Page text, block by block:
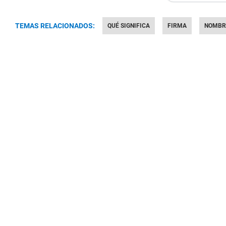
TEMAS RELACIONADOS: QUÉ SIGNIFICA FIRMA